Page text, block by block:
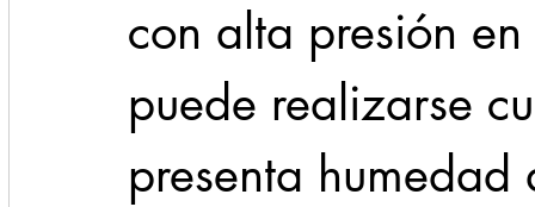
con alta presión
puede realizarse
presenta